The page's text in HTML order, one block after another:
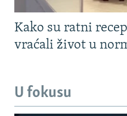
Kako su ratni
vraćali život u
U fokusu